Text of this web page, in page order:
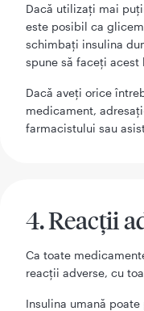
Dacă utilizaţi mai
este posibil ca
schimbaţi insulina
spune să faceţi acest
Dacă aveţi orice
medicament,
farmacistului sau
4. Reacții
Ca toate
reacţii adverse, cu
Insulina umană